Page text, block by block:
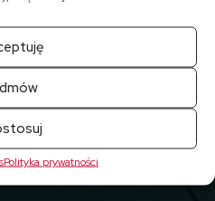
Polityka prywatności
Facebook
do Linkedin